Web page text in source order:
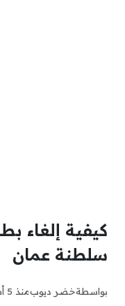
كيفية إلغاء
سلطنة عمان
بواسطةخضر ديوبمنذ 5 أشهر